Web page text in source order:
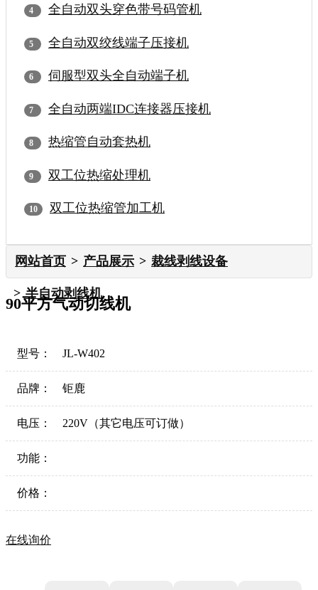
全自动双头穿色带号码管机
全自动双绞线端子压接机
伺服型双头全自动端子机
全自动两端IDC连接器压接机
热缩管自动套热机
双工位热缩处理机
双工位热缩管加工机
网站首页 产品展示 裁线剥线设备
半自动剥线机
90平方气动切线机
型号： JL-W402
品牌： 钜鹿
电压： 220V（其它电压可订做）
功能：
价格：
在线询价